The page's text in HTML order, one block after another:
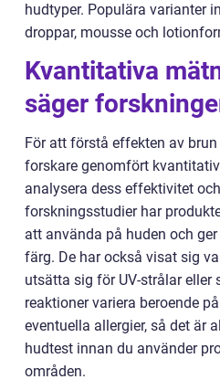
hudtyper. Populära varianter
droppar, mousse och
Kvantitativa
säger
För att förstå effekten av
forskare genomfört
analysera dess effektivitet
forskningsstudier har
att använda på huden och
färg. De har också visat sig
utsätta sig för UV-strålar eller
reaktioner variera beroende
eventuella allergier, så det är
hudtest innan du använder
områden.